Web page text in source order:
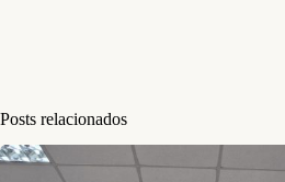
Posts relacionados